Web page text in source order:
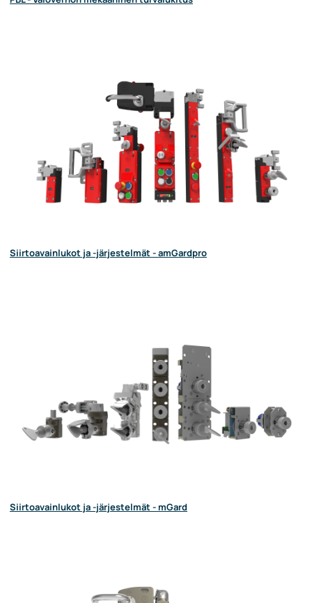
Siirtoavainlukot ja -järjestelmät - amGardpro
Siirtoavainlukot ja -järjestelmät - mGard